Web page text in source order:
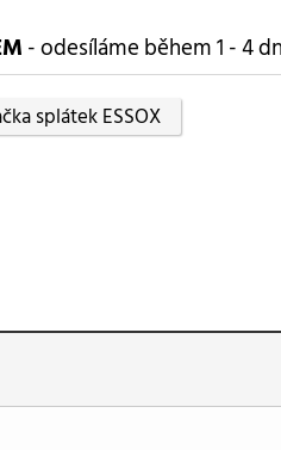
- odesíláme během 1 - 4
splátek ESSOX